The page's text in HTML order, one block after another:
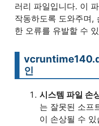
러리 파일입니다. 이
작동하도록 도와주며,
한 오류를 유발할 수
인
시스템 파일 손
는 잘못된 소프
이 손상될 수 있